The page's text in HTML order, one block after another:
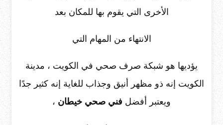
الأخرى التي يقوم بها للمكان بعد
الانتهاء من المهام التي
يؤديها هو شبكة صرف صحي في الكويت ، مدينة
الكويت إنه ذو مظهر أنيق وجذاب للغاية إنه كثير جدًا
ويعتبر أفضل فني صحي خيطان ،